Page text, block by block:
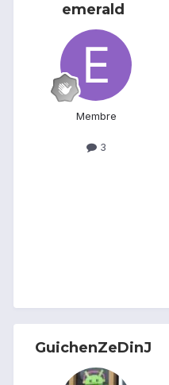
emerald
Membre
3
GuichenZeDinJ